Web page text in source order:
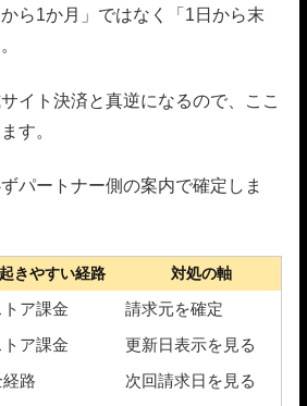
ら1か月」ではなく「1日から末
イト決済と真逆になるので、ここ
す。
パートナー側の案内で確定しま
起きやすい経路 対処の軸
トア課金
請求元を確定
トア課金
更新日表示を見る
路
次回請求日を見る